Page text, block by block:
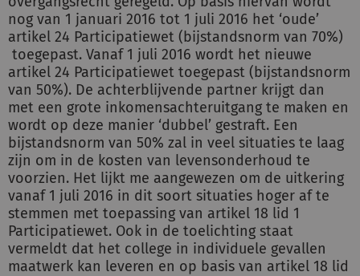
nog van 1 januari 2016 tot 1 juli 2016 het ‘oude’
artikel 24 Participatiewet (bijstandsnorm van 70%)
toegepast. Vanaf 1 juli 2016 wordt het nieuwe
artikel 24 Participatiewet toegepast (bijstandsnorm
van 50%). De achterblijvende partner krijgt dan
met een grote inkomensachteruitgang te maken en
wordt op deze manier ‘dubbel’ gestraft. Een
bijstandsnorm van 50% zal in veel situaties te laag
zijn om in de kosten van levensonderhoud te
voorzien. Het lijkt me aangewezen om de uitkering
vanaf 1 juli 2016 in dit soort situaties hoger af te
stemmen met toepassing van artikel 18 lid 1
Participatiewet. Ook in de toelichting staat
vermeldt dat het college in individuele gevallen
maatwerk kan leveren en op basis van artikel 18 lid